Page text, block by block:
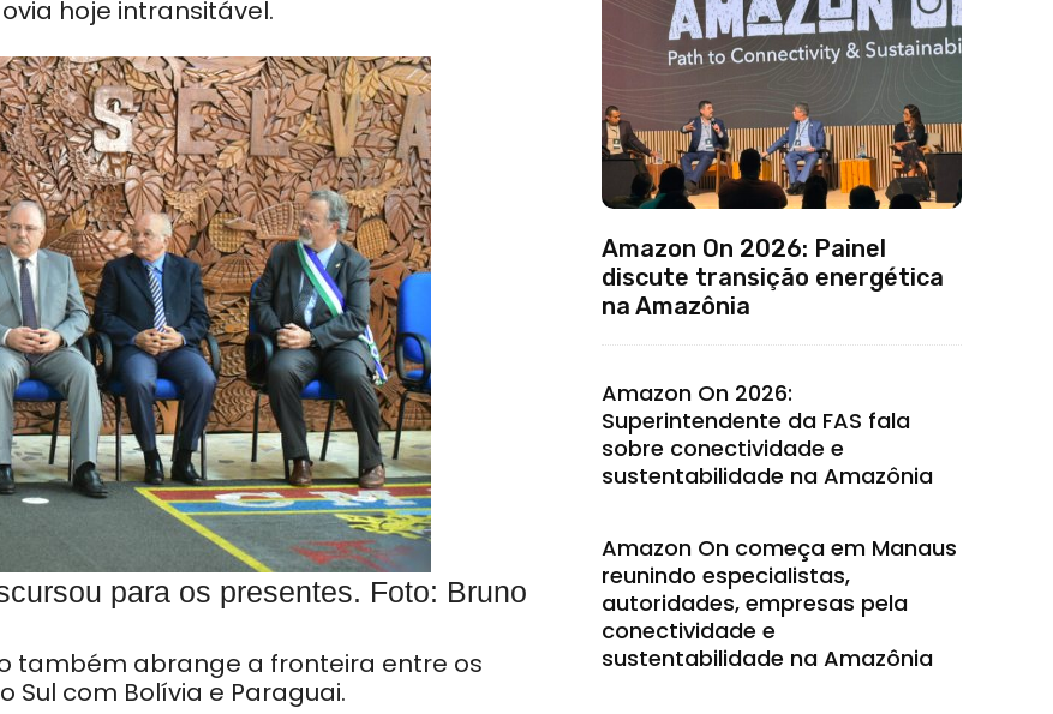
hoje intransitável.
para os presentes. Foto: Bruno
também abrange a fronteira entre os
Sul com Bolívia e Paraguai.
Amazon On 2026: Painel
discute transição energética
na Amazônia
Amazon On 2026:
Superintendente da FAS fala
sobre conectividade e
sustentabilidade na Amazônia
Amazon On começa em Manaus
reunindo especialistas,
autoridades, empresas pela
conectividade e
sustentabilidade na Amazônia